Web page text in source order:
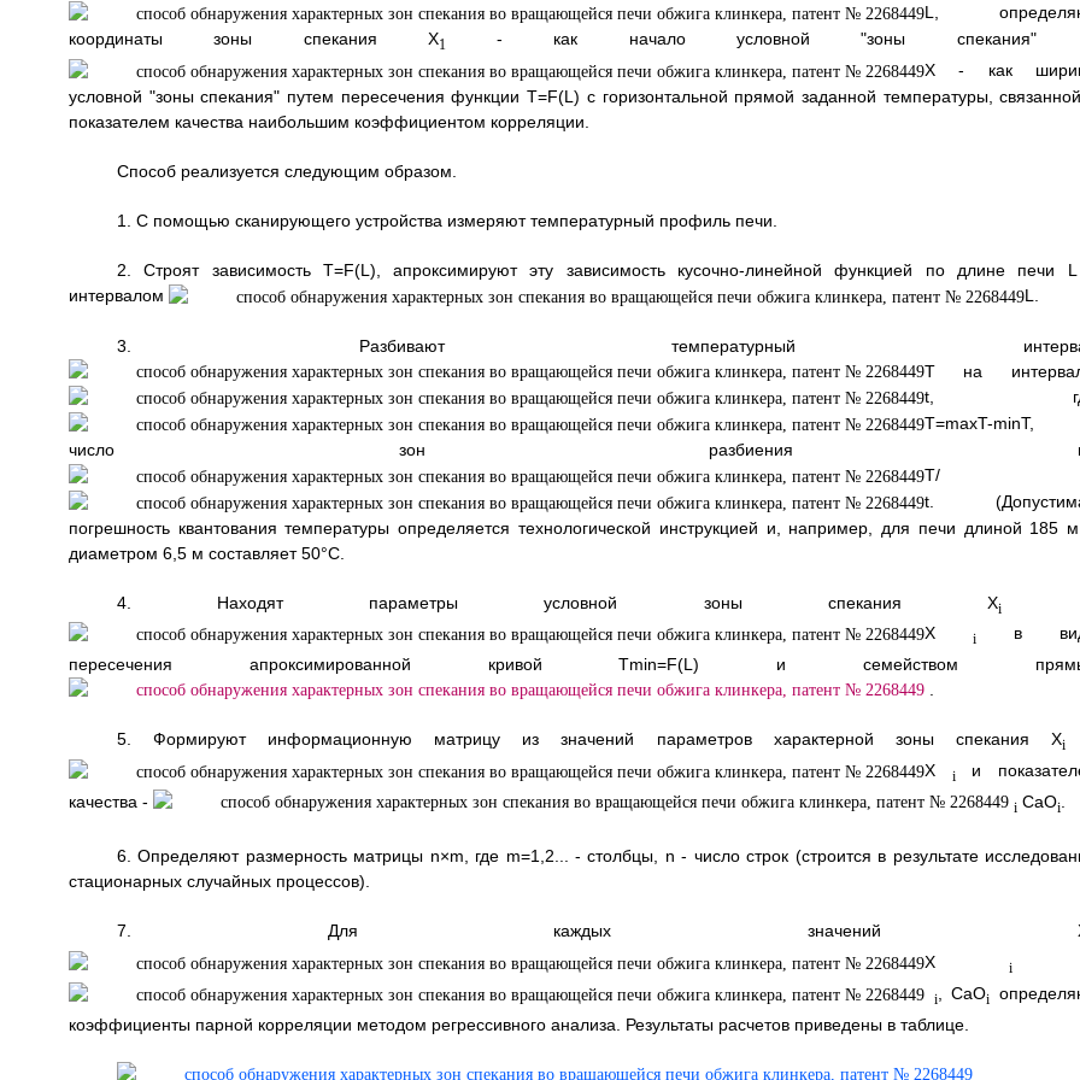
L,
координаты зоны спекания X1
- как начало условной "зоны спекания"
Х - как
условной "зоны спекания" путем пересечения функции Т=F(L) с горизонтальной прямой заданной температуры,
показателем качества наибольшим коэффициентом корреляции.
Способ реализуется следующим образом.
1. С помощью сканирующего устройства измеряют температурный профиль печи.
2. Строят зависимость T=F(L), апроксимируют эту зависимость кусочно-линейной функцией по длине печи
интервалом
L.
3. Разбивают температурный
T на
t,
Т=maxT-minT,
число зон разбиения
Т/
t.
погрешность квантования температуры определяется технологической инструкцией и, например, для печи длиной 185
диаметром 6,5 м составляет 50°С.
4. Находят параметры условной зоны спекания Xi
Х
iв
пересечения апроксимированной кривой Tmin=F(L) и семейством
.
5. Формируют информационную матрицу из значений параметров характерной зоны спекания Xi
X
iи
качества -
iCaOi.
6. Определяют размерность матрицы n×m, где m=1,2... - столбцы, n - число строк (строится в результате
стационарных случайных процессов).
7. Для каждых значений
Хi
i, CaOi
коэффициенты парной корреляции методом регрессивного анализа. Результаты расчетов приведены в таблице.